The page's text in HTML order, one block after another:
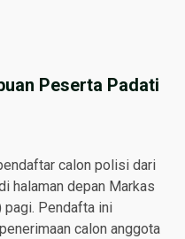
Peserta Padati
calon polisi dari
halaman depan Markas
pagi. Pendafta ini
calon anggota